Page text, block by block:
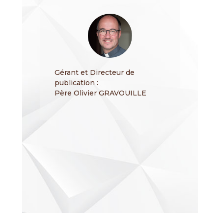
Gérant et Directeur de
publication :
Père Olivier GRAVOUILLE